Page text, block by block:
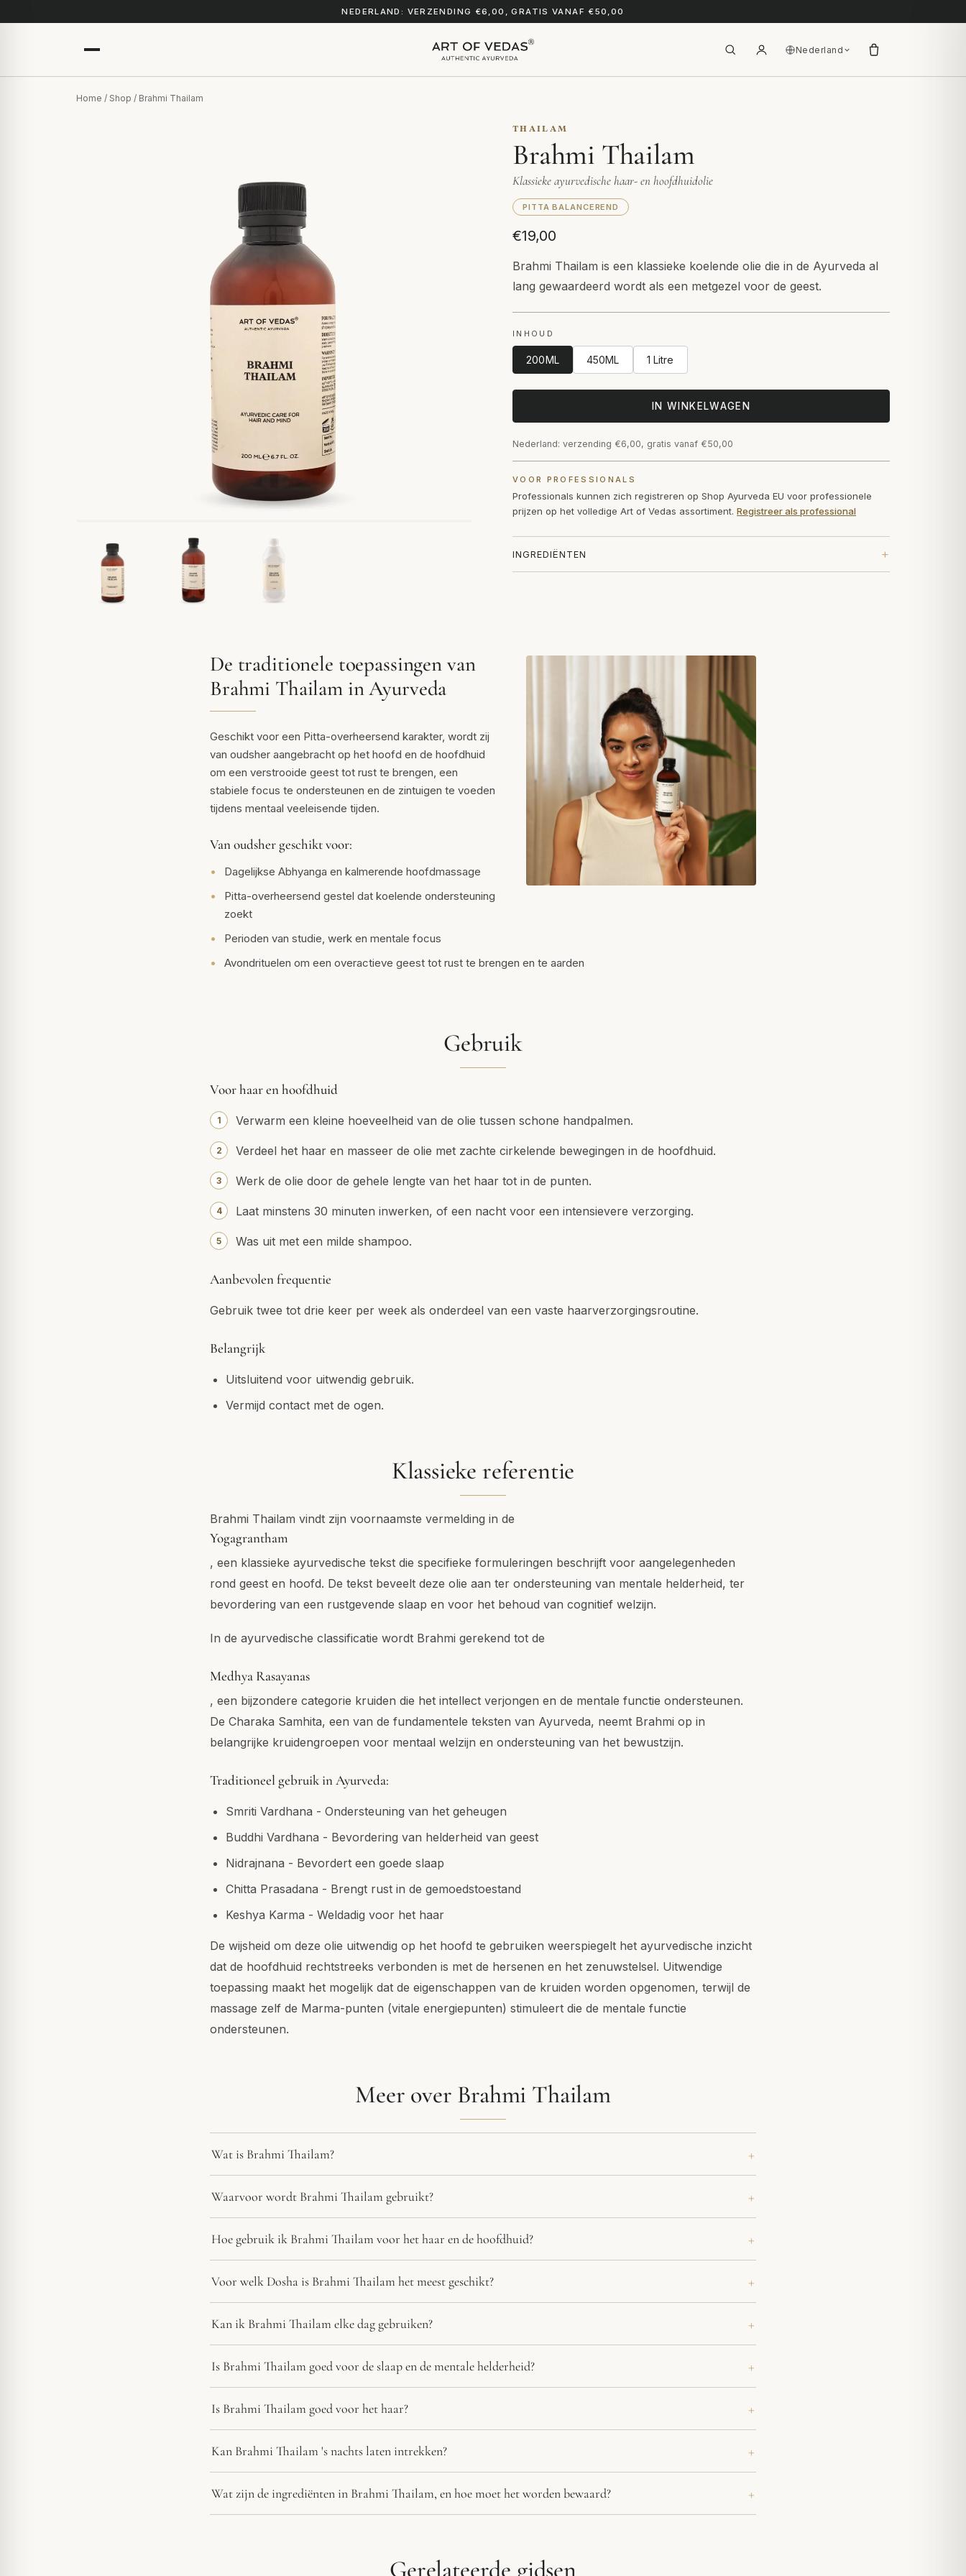
NEDERLAND: VERZENDING €6,00, GRATIS VANAF €50,00
Nederland
Home / Shop / Brahmi Thailam
THAILAM
Brahmi Thailam
Klassieke ayurvedische haar- en hoofdhuidolie
PITTA BALANCEREND
€19,00
Brahmi Thailam is een klassieke koelende olie die in de Ayurveda al
lang gewaardeerd wordt als een metgezel voor de geest.
INHOUD
200ML 450ML 1 Litre
IN WINKELWAGEN
Nederland: verzending €6,00, gratis vanaf €50,00
VOOR PROFESSIONALS
Professionals kunnen zich registreren op Shop Ayurveda EU voor professionele
prijzen op het volledige Art of Vedas assortiment.Registreer als professional
INGREDIËNTEN
De traditionele toepassingen van
Brahmi Thailam in Ayurveda
Geschikt voor een Pitta-overheersend karakter, wordt zij
van oudsher aangebracht op het hoofd en de hoofdhuid
om een verstrooide geest tot rust te brengen, een
stabiele focus te ondersteunen en de zintuigen te voeden
tijdens mentaal veeleisende tijden.
Van oudsher geschikt voor:
Dagelijkse Abhyanga en kalmerende hoofdmassage
Pitta-overheersend gestel dat koelende ondersteuning
zoekt
Perioden van studie, werk en mentale focus
Avondrituelen om een overactieve geest tot rust te brengen en te aarden
Gebruik
Voor haar en hoofdhuid
Verwarm een kleine hoeveelheid van de olie tussen schone handpalmen.
Verdeel het haar en masseer de olie met zachte cirkelende bewegingen in de hoofdhuid.
Werk de olie door de gehele lengte van het haar tot in de punten.
Laat minstens 30 minuten inwerken, of een nacht voor een intensievere verzorging.
Was uit met een milde shampoo.
Aanbevolen frequentie
Gebruik twee tot drie keer per week als onderdeel van een vaste haarverzorgingsroutine.
Belangrijk
Uitsluitend voor uitwendig gebruik.
Vermijd contact met de ogen.
Klassieke referentie
Brahmi Thailam vindt zijn voornaamste vermelding in de
Yogagrantham
, een klassieke ayurvedische tekst die specifieke formuleringen beschrijft voor aangelegenheden
rond geest en hoofd. De tekst beveelt deze olie aan ter ondersteuning van mentale helderheid, ter
bevordering van een rustgevende slaap en voor het behoud van cognitief welzijn.
In de ayurvedische classificatie wordt Brahmi gerekend tot de
Medhya Rasayanas
, een bijzondere categorie kruiden die het intellect verjongen en de mentale functie ondersteunen.
De Charaka Samhita, een van de fundamentele teksten van Ayurveda, neemt Brahmi op in
belangrijke kruidengroepen voor mentaal welzijn en ondersteuning van het bewustzijn.
Traditioneel gebruik in Ayurveda:
Smriti Vardhana - Ondersteuning van het geheugen
Buddhi Vardhana - Bevordering van helderheid van geest
Nidrajnana - Bevordert een goede slaap
Chitta Prasadana - Brengt rust in de gemoedstoestand
Keshya Karma - Weldadig voor het haar
De wijsheid om deze olie uitwendig op het hoofd te gebruiken weerspiegelt het ayurvedische inzicht
dat de hoofdhuid rechtstreeks verbonden is met de hersenen en het zenuwstelsel. Uitwendige
toepassing maakt het mogelijk dat de eigenschappen van de kruiden worden opgenomen, terwijl de
massage zelf de Marma-punten (vitale energiepunten) stimuleert die de mentale functie
ondersteunen.
Meer over Brahmi Thailam
Wat is Brahmi Thailam?
Waarvoor wordt Brahmi Thailam gebruikt?
Hoe gebruik ik Brahmi Thailam voor het haar en de hoofdhuid?
Voor welk Dosha is Brahmi Thailam het meest geschikt?
Kan ik Brahmi Thailam elke dag gebruiken?
Is Brahmi Thailam goed voor de slaap en de mentale helderheid?
Is Brahmi Thailam goed voor het haar?
Kan Brahmi Thailam 's nachts laten intrekken?
Wat zijn de ingrediënten in Brahmi Thailam, en hoe moet het worden bewaard?